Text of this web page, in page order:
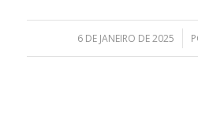
6 DE JANEIRO DE 2025
/